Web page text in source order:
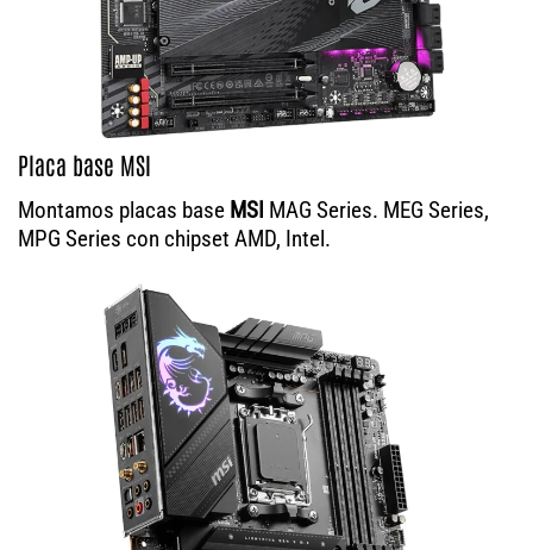
Placa base MSI
Montamos placas base MSI MAG Series. MEG Series,
MPG Series con chipset AMD, Intel.